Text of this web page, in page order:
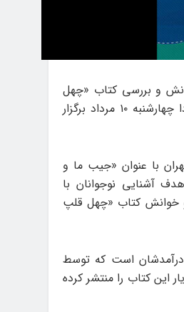
و بررسی کتاب «چهل
قُلپ کار» مجموعه داستان‌هایی از نوجوانان و اولین درآمدشان فردا چهارشنبه ۱۰ مرداد برگزار
با عنوان «جیب ما و
آشنایی نوجوانان با
خوانش کتاب «چهل قلپ
درآمدشان است که توسط
این کتاب را منتشر کرده